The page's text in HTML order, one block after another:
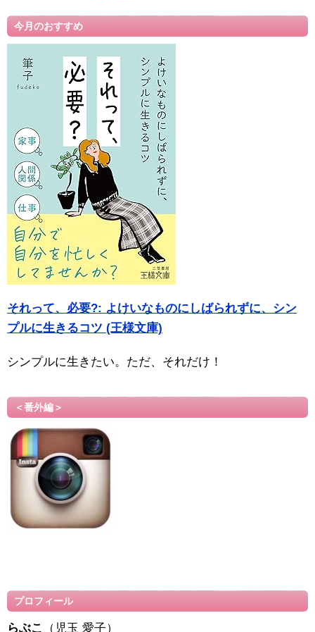
今月のおすすめ
それって、必要?: よけいなものにしばられずに、シン
プルに生きるコツ (王様文庫)
シンプルに生きたい。ただ、それだけ！
＜番外編＞
プロフィール
らぶこ
（児玉 愛子）